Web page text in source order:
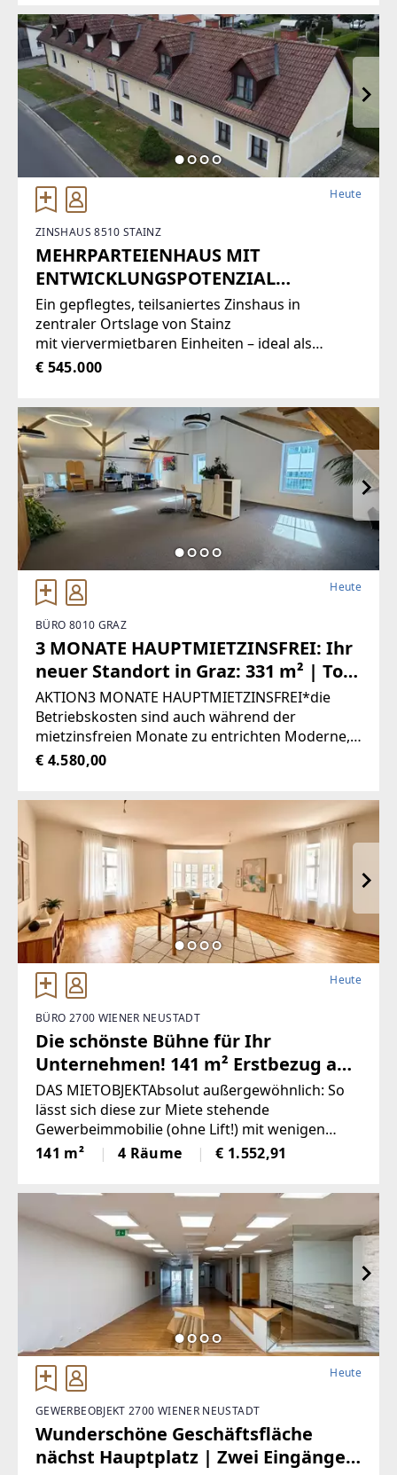
Heute
ZINSHAUS 8510 STAINZ
MEHRPARTEIENHAUS MIT
ENTWICKLUNGSPOTENZIAL
(Provisionsfrei)
Ein gepflegtes, teilsaniertes Zinshaus in
zentraler Ortslage von Stainz
mit viervermietbaren Einheiten – ideal als
Lückenfüller-Projekt für ein
(Generalsanierung
€ 545.000
Heute
BÜRO 8010 GRAZ
3 MONATE HAUPTMIETZINSFREI: Ihr
neuer Standort in Graz: 331 m² | Top-
Anbindung | Modern saniert
AKTION3 MONATE HAUPTMIETZINSFREI*die
Betriebskosten sind auch während der
mietzinsfreien Monate zu entrichten Moderne,
helle Büro- Geschäftsfläche mit 331 m² in
€ 4.580,00
Heute
BÜRO 2700 WIENER NEUSTADT
Die schönste Bühne für Ihr
Unternehmen! 141 m² Erstbezug am
Hauptplatz mit Erkerblick
DAS MIETOBJEKTAbsolut außergewöhnlich: So
lässt sich diese zur Miete stehende
Gewerbeimmobilie (ohne Lift!) mit wenigen
Worten beschreiben. Allein schon die zentrale
Lage inmitten der Innenstadt – an der Ecke
141 m² 4 Räume € 1.552,91
Heute
GEWERBEOBJEKT 2700 WIENER NEUSTADT
Wunderschöne Geschäftsfläche
nächst Hauptplatz | Zwei Eingänge |